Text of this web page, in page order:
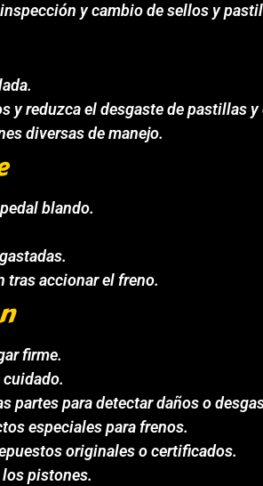
y cambio de sellos y
y reduzca el desgaste de pastillas y
diversas de manejo.
blando.
tras accionar el freno.
firme.
partes para detectar daños o
especiales para frenos.
originales o certificados.
pistones.